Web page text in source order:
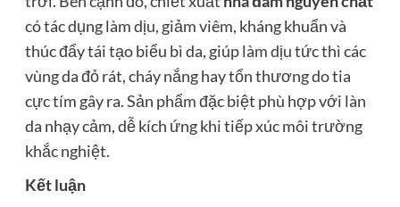
có tác dụng làm dịu, giảm viêm, kháng khuẩn và
thúc đẩy tái tạo biểu bì da, giúp làm dịu tức thì các
vùng da đỏ rát, cháy nắng hay tổn thương do tia
cực tím gây ra. Sản phẩm đặc biệt phù hợp với làn
da nhạy cảm, dễ kích ứng khi tiếp xúc môi trường
khắc nghiệt.
Kết luận